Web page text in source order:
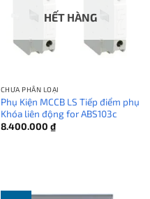
HẾT HÀNG
CHƯA PHÂN LOẠI
Phụ Kiện MCCB LS Tiếp điểm phụ
Khóa liên động for ABS103c
8.400.000 ₫